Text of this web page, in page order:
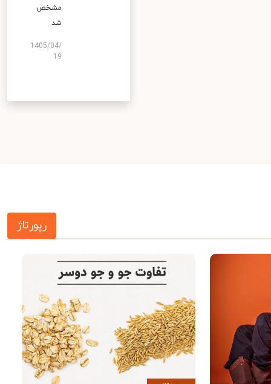
مشخص
شد
1405/04/
19
رپورتاژ